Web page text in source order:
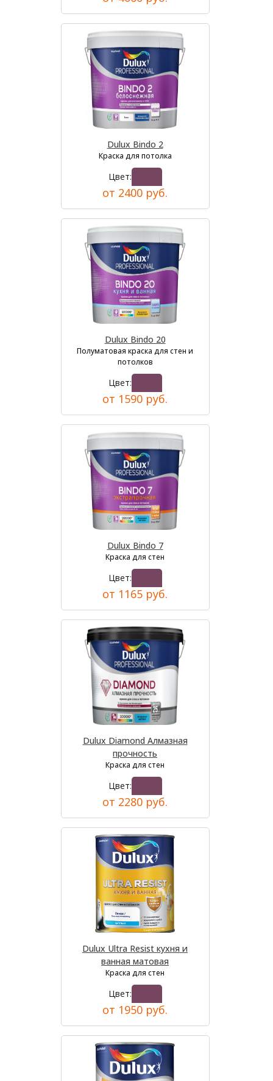
Dulux Bindo 2
Краска для потолка
Цвет:
от 2400 руб.
Dulux Bindo 20
Полуматовая краска для стен и
потолков
Цвет:
от 1590 руб.
Dulux Bindo 7
Краска для стен
Цвет:
от 1165 руб.
Dulux Diamond Алмазная
прочность
Краска для стен
Цвет:
от 2280 руб.
Dulux Ultra Resist кухня и
ванная матовая
Краска для стен
Цвет:
от 1950 руб.